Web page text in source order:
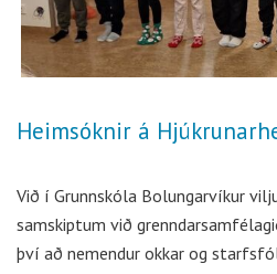
Heimsóknir á
Við í Grunnskóla Bolungarvíkur
samskiptum við
því að nemendur okkar og